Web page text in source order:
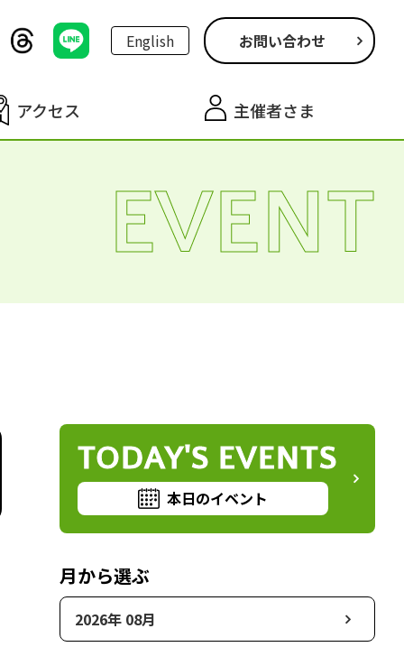
English お問い合わせ
アクセス 主催者さま
EVENT
TODAY'S EVENTS
本日のイベント
月から選ぶ
2026年 08月